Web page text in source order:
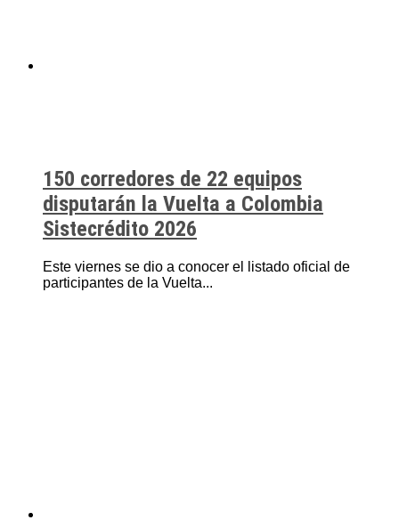
150 corredores de 22 equipos
disputarán la Vuelta a Colombia
Sistecrédito 2026
Este viernes se dio a conocer el listado oficial de
participantes de la Vuelta...